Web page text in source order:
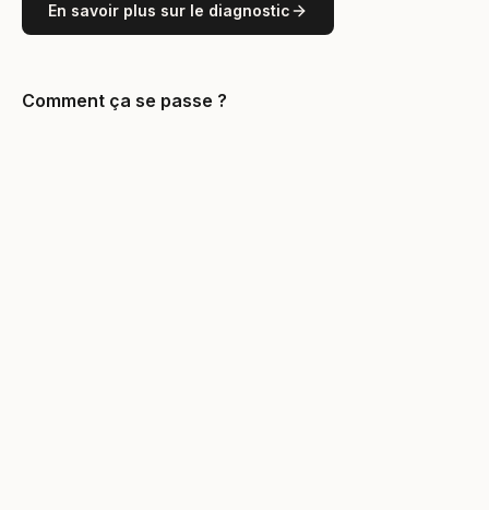
En savoir plus sur le diagnostic
Comment ça se passe ?